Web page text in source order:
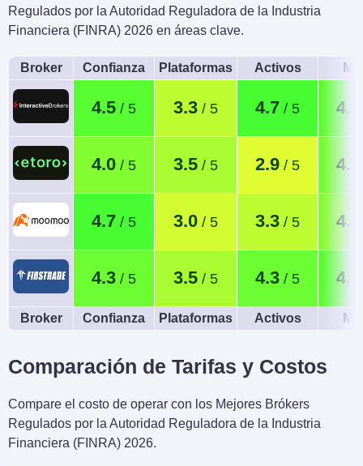
Regulados por la Autoridad Reguladora de la Industria
Financiera (FINRA) 2026 en áreas clave.
Broker Confianza Plataformas Activos
4.5 3.3 4.7 4.4
4.0 3.5 2.9 4.2
4.7 3.0 3.3 4.0
4.3 3.5 4.3 4.5
Broker Confianza Plataformas Activos
Comparación de Tarifas y Costos
Compare el costo de operar con los Mejores Brókers
Regulados por la Autoridad Reguladora de la Industria
Financiera (FINRA) 2026.